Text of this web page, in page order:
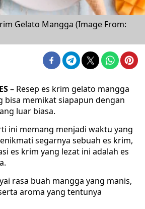
Gelato Mangga (Image From:
– Resep es krim gelato mangga
bisa memikat siapapun dengan
luar biasa.
ini memang menjadi waktu yang
segarnya sebuah es krim,
es krim yang lezat ini adalah es
rasa buah mangga yang manis,
aroma yang tentunya